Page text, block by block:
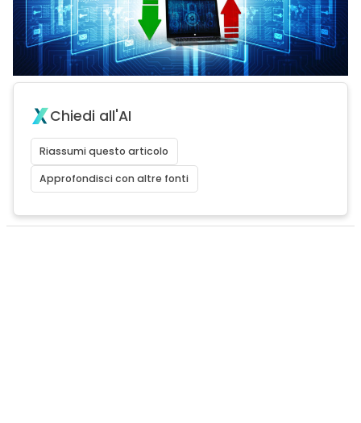
Chiedi all'AI
Riassumi questo articolo
Approfondisci con altre fonti